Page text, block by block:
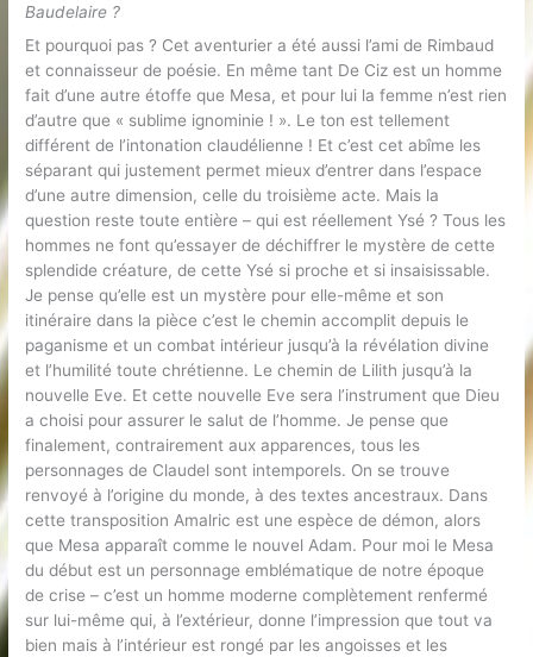
Baudelaire ?
Et pourquoi pas ? Cet aventurier a été aussi l’ami de Rimbaud
et connaisseur de poésie. En même tant De Ciz est un homme
fait d’une autre étoffe que Mesa, et pour lui la femme n’est rien
d’autre que « sublime ignominie ! ». Le ton est tellement
différent de l’intonation claudélienne ! Et c’est cet abîme les
séparant qui justement permet mieux d’entrer dans l’espace
d’une autre dimension, celle du troisième acte. Mais la
question reste toute entière – qui est réellement Ysé ? Tous les
hommes ne font qu’essayer de déchiffrer le mystère de cette
splendide créature, de cette Ysé si proche et si insaisissable.
Je pense qu’elle est un mystère pour elle-même et son
itinéraire dans la pièce c’est le chemin accomplit depuis le
paganisme et un combat intérieur jusqu’à la révélation divine
et l’humilité toute chrétienne. Le chemin de Lilith jusqu’à la
nouvelle Eve. Et cette nouvelle Eve sera l’instrument que Dieu
a choisi pour assurer le salut de l’homme. Je pense que
finalement, contrairement aux apparences, tous les
personnages de Claudel sont intemporels. On se trouve
renvoyé à l’origine du monde, à des textes ancestraux. Dans
cette transposition Amalric est une espèce de démon, alors
que Mesa apparaît comme le nouvel Adam. Pour moi le Mesa
du début est un personnage emblématique de notre époque
de crise – c’est un homme moderne complètement renfermé
sur lui-même qui, à l’extérieur, donne l’impression que tout va
bien mais à l’intérieur est rongé par les angoisses et les